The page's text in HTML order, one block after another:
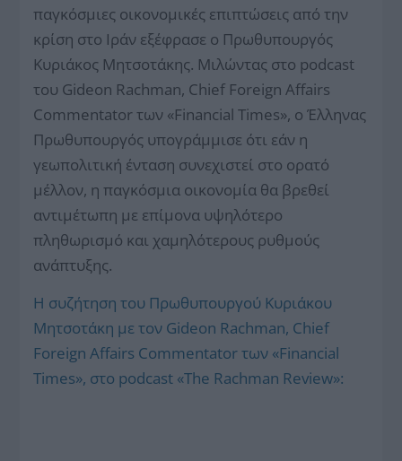
παγκόσμιες οικονομικές επιπτώσεις από την
κρίση στο Ιράν εξέφρασε ο Πρωθυπουργός
Κυριάκος Μητσοτάκης. Μιλώντας στο podcast
του Gideon Rachman, Chief Foreign Affairs
Commentator των «Financial Times», ο Έλληνας
Πρωθυπουργός υπογράμμισε ότι εάν η
γεωπολιτική ένταση συνεχιστεί στο ορατό
μέλλον, η παγκόσμια οικονομία θα βρεθεί
αντιμέτωπη με επίμονα υψηλότερο
πληθωρισμό και χαμηλότερους ρυθμούς
ανάπτυξης.
H συζήτηση του Πρωθυπουργού Κυριάκου
Μητσοτάκη με τον Gideon Rachman, Chief
Foreign Affairs Commentator των «Financial
Times», στο podcast «The Rachman Review»: